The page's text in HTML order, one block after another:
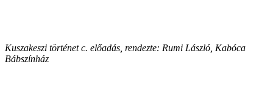
Kuszakeszi történet c. előadás, rendezte: Rumi László, Kabóca
Bábszínház